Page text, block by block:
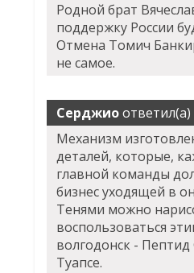
Родной брат
поддержку России
Отмена Томич
не самое.
Серджиоответил(а)
Механизм
деталей, которые,
главной команды
бизнес уходящей в
Тенями можно
воспользоваться
волгодонск - Пептид
Туапсе.